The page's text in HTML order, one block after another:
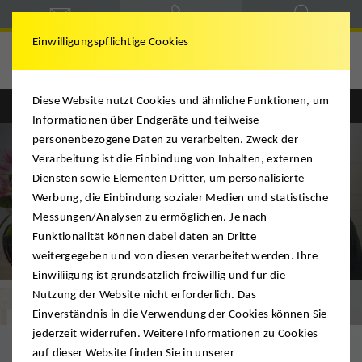
Seniorenumzüge
Einwilligungspflichtige Cookies
Diese Website nutzt Cookies und ähnliche Funktionen, um
Informationen über Endgeräte und teilweise
personenbezogene Daten zu verarbeiten. Zweck der
Verarbeitung ist die Einbindung von Inhalten, externen
Diensten sowie Elementen Dritter, um personalisierte
Werbung, die Einbindung sozialer Medien und statistische
Messungen/Analysen zu ermöglichen. Je nach
Funktionalität können dabei daten an Dritte
weitergegeben und von diesen verarbeitet werden. Ihre
Einwiliigung ist grundsätzlich freiwillig und für die
Nutzung der Website nicht erforderlich. Das
Einverständnis in die Verwendung der Cookies können Sie
jederzeit widerrufen. Weitere Informationen zu Cookies
auf dieser Website finden Sie in unserer